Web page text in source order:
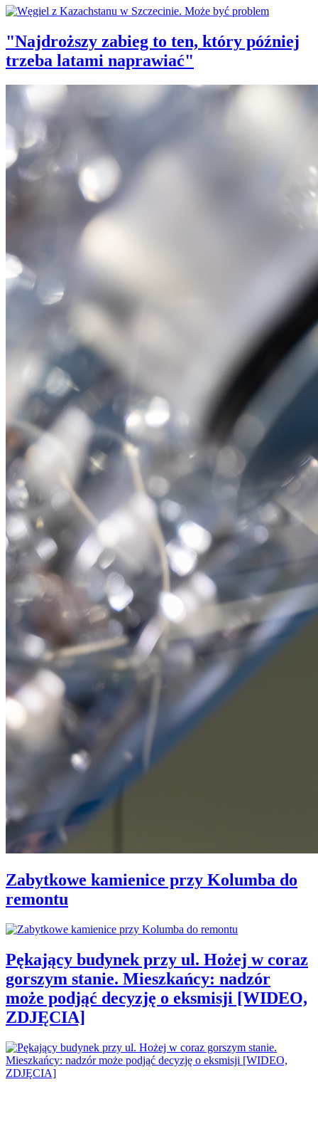
"Najdroższy zabieg to ten, który później
trzeba latami naprawiać"
Zabytkowe kamienice przy Kolumba do
remontu
Pękający budynek przy ul. Hożej w coraz
gorszym stanie. Mieszkańcy: nadzór
może podjąć decyzję o eksmisji [WIDEO,
ZDJĘCIA]